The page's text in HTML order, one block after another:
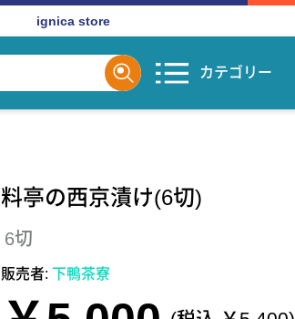
ignica store
カテゴリー
料亭の西京漬け(6切)
6切
販売者: 下鴨茶寮